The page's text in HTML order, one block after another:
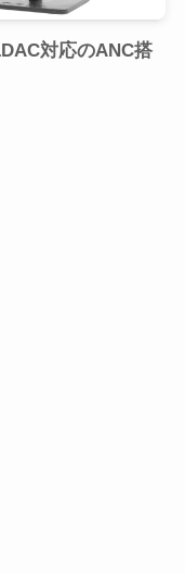
対応のANC搭